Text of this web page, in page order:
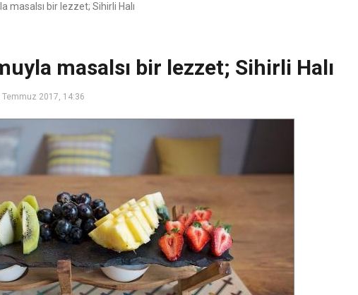
masalsı bir lezzet; Sihirli Halı
masalsı bir lezzet; Sihirli Halı
Temmuz 2017, 14:36